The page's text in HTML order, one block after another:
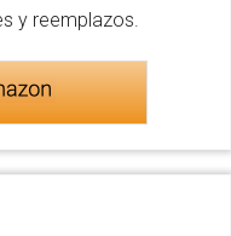
y reemplazos.